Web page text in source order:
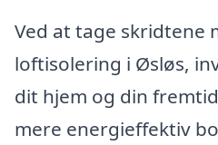
Ved at tage skridtene
loftisolering i Øsløs,
dit hjem og din
mere energieffektiv